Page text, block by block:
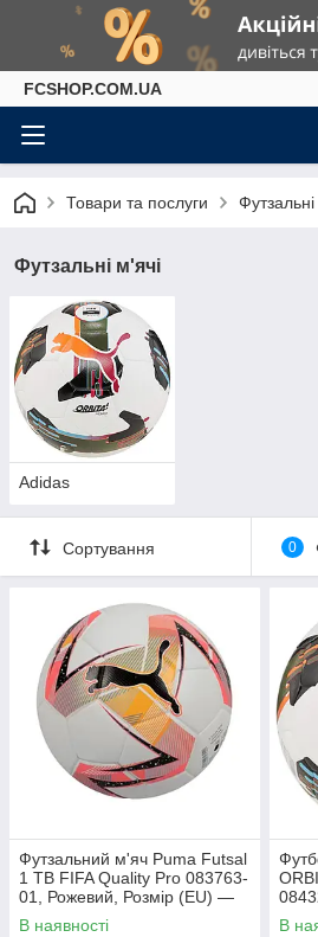
FCSHOP.COM.UA
Товари та послуги
Футзальні м'ячі
Adidas
Сортування 0
Футзальний м'яч Puma Futsal
1 TB FIFA Quality Pro 083763-
01, Рожевий, Розмір (EU) —
FUTSAL
В наявності
(EU)
В